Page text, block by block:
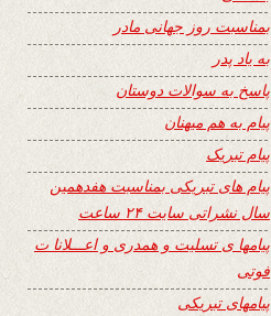
بمناسبت روز جهانی مادر
به یاد پدر
پاسخ به سوالات دوستان
پیام به هم میهنان
پیام تبریک
پیام های تبریکی بمناسبت هفدهمین
سال نشراتی سایت ۲۴ ساعت
پیامها ی تسلیت و همدری و اعـــلانا ت
فوتی
پیامهای تبریکی